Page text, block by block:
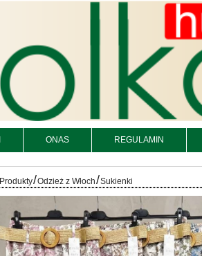
ONAS REGULAMIN
Produkty/Odzież z Włoch/Sukienki